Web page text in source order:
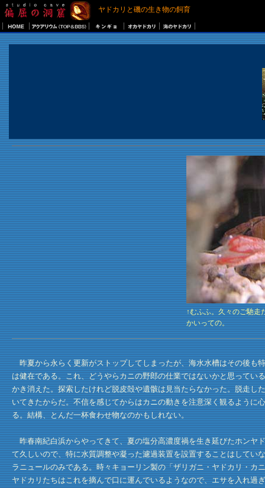
ヤドカリと磯の生き物の飼育
↑むふふ。久々のご馳走
かいっての。
昨夏から永らく更新がストップしてしまったが、海水水槽はその後も
は健在である。これ、どうやらカニの野郎の仕業ではないかと思って
かき消えた。探索したけれど脱皮殻や遺骸は見当たらなかった。脱走
いてきたからだ。不信を感じてからはカニの動きを注意深く観るよう
る。結構、とんだ一杯食わせ物なのかもしれない。
昨春南紀白浜からやってきて、夏の塩分高濃度禍を生き延びたホンヤ
て久しいので、特に水質調整や凝った濾過装置を設置することはして
ラニュールのみである。時々キョーリン製の「ザリガニ・ヤドカリ・
ヤドカリたちはこれを摘んで口に運んでいるようなので、エサを入れ